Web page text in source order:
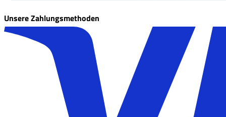
Unsere Zahlungsmethoden